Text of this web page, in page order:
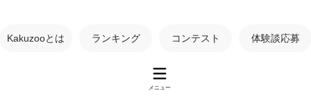
Kakuzooとは ランキング コンテスト 体験談応募
メニュー